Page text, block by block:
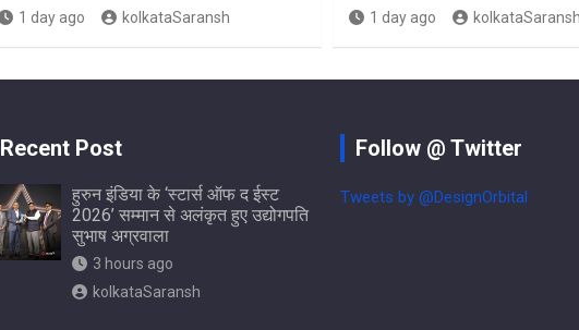
1 day ago kolkataSaransh 1 day ago kolkataSaransh
Recent Post
हुरुन इंडिया के ‘स्टार्स ऑफ द ईस्ट
2026’ सम्मान से अलंकृत हुए उद्योगपति
सुभाष अग्रवाला
3 hours ago
kolkataSaransh
Follow @ Twitter
Tweets by @DesignOrbital